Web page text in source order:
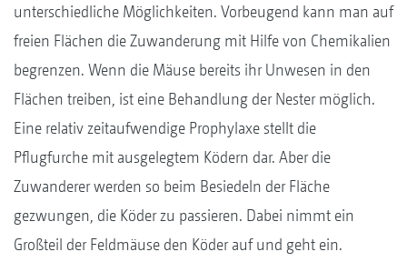
unterschiedliche Möglichkeiten. Vorbeugend kann man auf
freien Flächen die Zuwanderung mit Hilfe von Chemikalien
begrenzen. Wenn die Mäuse bereits ihr Unwesen in den
Flächen treiben, ist eine Behandlung der Nester möglich.
Eine relativ zeitaufwendige Prophylaxe stellt die
Pflugfurche mit ausgelegtem Ködern dar. Aber die
Zuwanderer werden so beim Besiedeln der Fläche
gezwungen, die Köder zu passieren. Dabei nimmt ein
Großteil der Feldmäuse den Köder auf und geht ein.